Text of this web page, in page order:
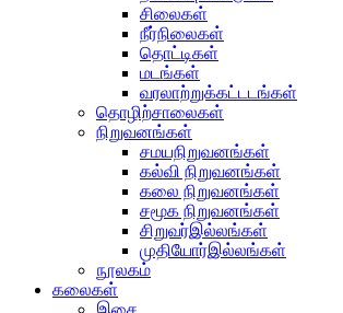
சிலைகள்
நீர்நிலைகள்
தொட்டிகள்
மடங்கள்
வரலாற்றுக்கட்டடங்கள்
தொழிற்சாலைகள்
நிறுவனங்கள்
சமயநிறுவனங்கள்
கல்வி நிறுவனங்கள்
கலை நிறுவனங்கள்
சமூக நிறுவனங்கள்
சிறுவர்இல்லங்கள்
முதியோர்இல்லங்கள்
நூலகம்
கலைகள்
இசை